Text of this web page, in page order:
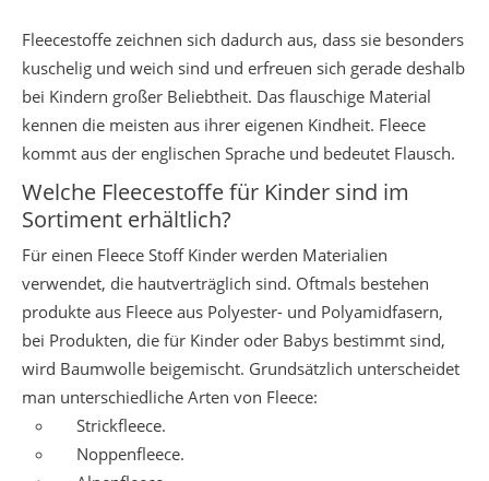
Fleecestoffe zeichnen sich dadurch aus, dass sie besonders
kuschelig und weich sind und erfreuen sich gerade deshalb
bei Kindern großer Beliebtheit. Das flauschige Material
kennen die meisten aus ihrer eigenen Kindheit. Fleece
kommt aus der englischen Sprache und bedeutet Flausch.
Welche Fleecestoffe für Kinder sind im
Sortiment erhältlich?
Für einen Fleece Stoff Kinder werden Materialien
verwendet, die hautverträglich sind. Oftmals bestehen
produkte aus Fleece aus Polyester- und Polyamidfasern,
bei Produkten, die für Kinder oder Babys bestimmt sind,
wird Baumwolle beigemischt. Grundsätzlich unterscheidet
man unterschiedliche Arten von Fleece:
Strickfleece.
Noppenfleece.